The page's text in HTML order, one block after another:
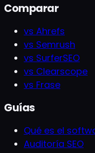
Comparar
vs Ahrefs
vs Semrush
vs SurferSEO
vs Clearscope
vs Frase
Guías
Qué es el
Auditoría SEO